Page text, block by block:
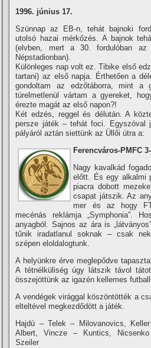
1996. június 17.
Szünnap az EB-n, tehát bajnoki
utolsó hazai mérkőzés. A bajnok
(elvben, mert a 30. fordulóban
Népstadionban).
Különleges nap volt ez. Tibike első
tartani) az első napja. Érthetően a
gondoltam az edzőtáborra, mint a
türelmetlenül vártam a gyereket,
érezte magát az első napon?!
Két edzés, reggel és délután. A
persze játék – tehát foci. Egyszóval
pályáról aztán siettünk az Üllői útra a:
Ferencváros-PMFC
Nagy kavalkád
előtt. És egy alkalmi
piacra dobott
csapat játszik. Az
mer és az hogy
mecénás reklámja „Symphonia”.
anyagból. Sajnos az ára is
tűnik iradatlanul soknak – csak
szépen eloldalogtunk.
A helyünkre érve meglepődve
A tétnélküliség úgy látszik távol
összejöttünk az igazén kellemes
A vendégek virággal köszöntötték a
elteltével megkezdődött a játék.
Hajdú – Telek – Milovanovics,
Albert, Vincze – Kuntics,
Szeiler